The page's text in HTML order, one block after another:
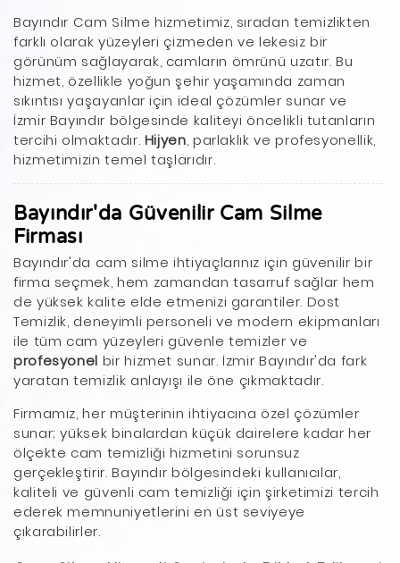
Bayındır Cam Silme hizmetimiz, sıradan temizlikten
farklı olarak yüzeyleri çizmeden ve lekesiz bir
görünüm sağlayarak, camların ömrünü uzatır. Bu
hizmet, özellikle yoğun şehir yaşamında zaman
sıkıntısı yaşayanlar için ideal çözümler sunar ve
İzmir Bayındır bölgesinde kaliteyi öncelikli tutanların
tercihi olmaktadır. Hijyen, parlaklık ve profesyonellik,
hizmetimizin temel taşlarıdır.
Bayındır'da Güvenilir Cam Silme
Firması
Bayındır'da cam silme ihtiyaçlarınız için güvenilir bir
firma seçmek, hem zamandan tasarruf sağlar hem
de yüksek kalite elde etmenizi garantiler. Dost
Temizlik, deneyimli personeli ve modern ekipmanları
ile tüm cam yüzeyleri güvenle temizler ve
profesyonel bir hizmet sunar. İzmir Bayındır'da fark
yaratan temizlik anlayışı ile öne çıkmaktadır.
Firmamız, her müşterinin ihtiyacına özel çözümler
sunar; yüksek binalardan küçük dairelere kadar her
ölçekte cam temizliği hizmetini sorunsuz
gerçekleştirir. Bayındır bölgesindeki kullanıcılar,
kaliteli ve güvenli cam temizliği için şirketimizi tercih
ederek memnuniyetlerini en üst seviyeye
çıkarabilirler.